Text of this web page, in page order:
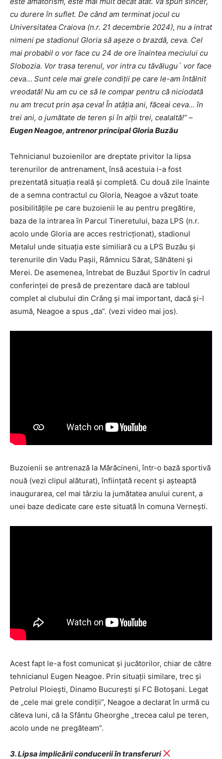
cu durere în suflet. De când am terminat jocul cu
Universitatea Craiova (n.r. 21 decembrie 2024), nu a intrat
nimeni pe stadionul Gloria să așeze o brazdă, ceva. Cel
mai probabil o vor face cu 24 de ore înaintea meciului cu
Slobozia. Vor trasa terenul, vor intra cu tăvălugu` vor face
ceva… Sunt cele mai grele condiții pe care le-am întâlnit
vreodată! Nu am cu ce să le compar pentru că niciodată
nu am trecut prin așa ceva! În atâția ani, făceai ceva… în
trei ani, o jumătate de teren și în alții trei, cealaltă!” –
Eugen Neagoe, antrenor principal Gloria Buzău
Tehnicianul buzoienilor are dreptate privitor la lipsa
terenurilor de antrenament, însă acestuia i-a fost
prezentată situația reală și completă. Cu două zile înainte
de a semna contractul cu Gloria, Neagoe a văzut toate
posibilitățile pe care buzoienii le au pentru pregătire,
baza de la intrarea în Parcul Tineretului, baza LPS (n.r.
acolo unde Gloria are acces restricționat), stadionul
Metalul unde situația este similiară cu a LPS Buzău și
terenurile din Vadu Pașii, Râmnicu Sărat, Săhăteni și
Merei. De asemenea, întrebat de Buzăul Sportiv în cadrul
conferinței de presă de prezentare dacă are tabloul
complet al clubului din Crâng și mai important, dacă și-l
asumă, Neagoe a spus „da”. (vezi video mai jos).
Buzoienii se antrenază la Mărăcineni, într-o bază sportivă
nouă (vezi clipul alăturat), înființată recent și așteaptă
inaugurarea, cel mai târziu la jumătatea anului curent, a
unei baze dedicate care este situată în comuna Vernești.
Acest fapt le-a fost comunicat și jucătorilor, chiar de către
tehnicianul Eugen Neagoe. Prin situații similare, trec și
Petrolul Ploiești, Dinamo București și FC Botoșani. Legat
de „cele mai grele condiții”, Neagoe a declarat în urmă cu
câteva luni, că la Sfântu Gheorghe „trecea calul pe teren,
acolo unde ne pregăteam”.
3. Lipsa implicării conducerii în transferuri